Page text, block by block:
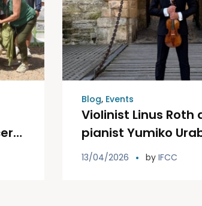
Blog, Events
Violinist Linus Roth
pianist Yumiko
celebrate a charity
13/04/2026 by IFCC